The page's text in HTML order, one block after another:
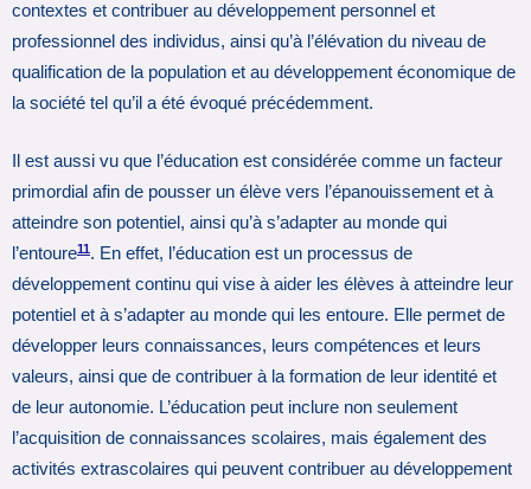
contextes et contribuer au développement personnel et
professionnel des individus, ainsi qu’à l’élévation du niveau de
qualification de la population et au développement économique de
la société tel qu’il a été évoqué précédemment.
Il est aussi vu que l’éducation est considérée comme un facteur
primordial afin de pousser un élève vers l’épanouissement et à
atteindre son potentiel, ainsi qu’à s’adapter au monde qui
l’entoure11. En effet, l’éducation est un processus de
développement continu qui vise à aider les élèves à atteindre leur
potentiel et à s’adapter au monde qui les entoure. Elle permet de
développer leurs connaissances, leurs compétences et leurs
valeurs, ainsi que de contribuer à la formation de leur identité et
de leur autonomie. L’éducation peut inclure non seulement
l’acquisition de connaissances scolaires, mais également des
activités extrascolaires qui peuvent contribuer au développement